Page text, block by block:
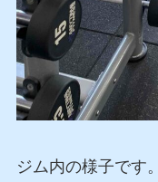
ジム内の様子です。